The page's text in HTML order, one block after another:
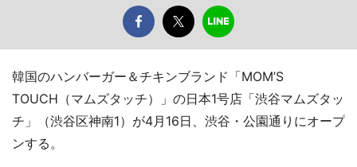
韓国のハンバーガー＆チキンブランド「MOM’S
TOUCH（マムズタッチ）」の日本1号店「渋谷マムズタッ
チ」（渋谷区神南1）が4月16日、渋谷・公園通りにオープ
ンする。